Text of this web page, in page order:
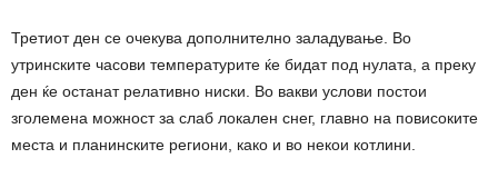
Третиот ден се очекува дополнително заладување. Во
утринските часови температурите ќе бидат под нулата, а преку
ден ќе останат релативно ниски. Во вакви услови постои
зголемена можност за слаб локален снег, главно на повисоките
места и планинските региони, како и во некои котлини.